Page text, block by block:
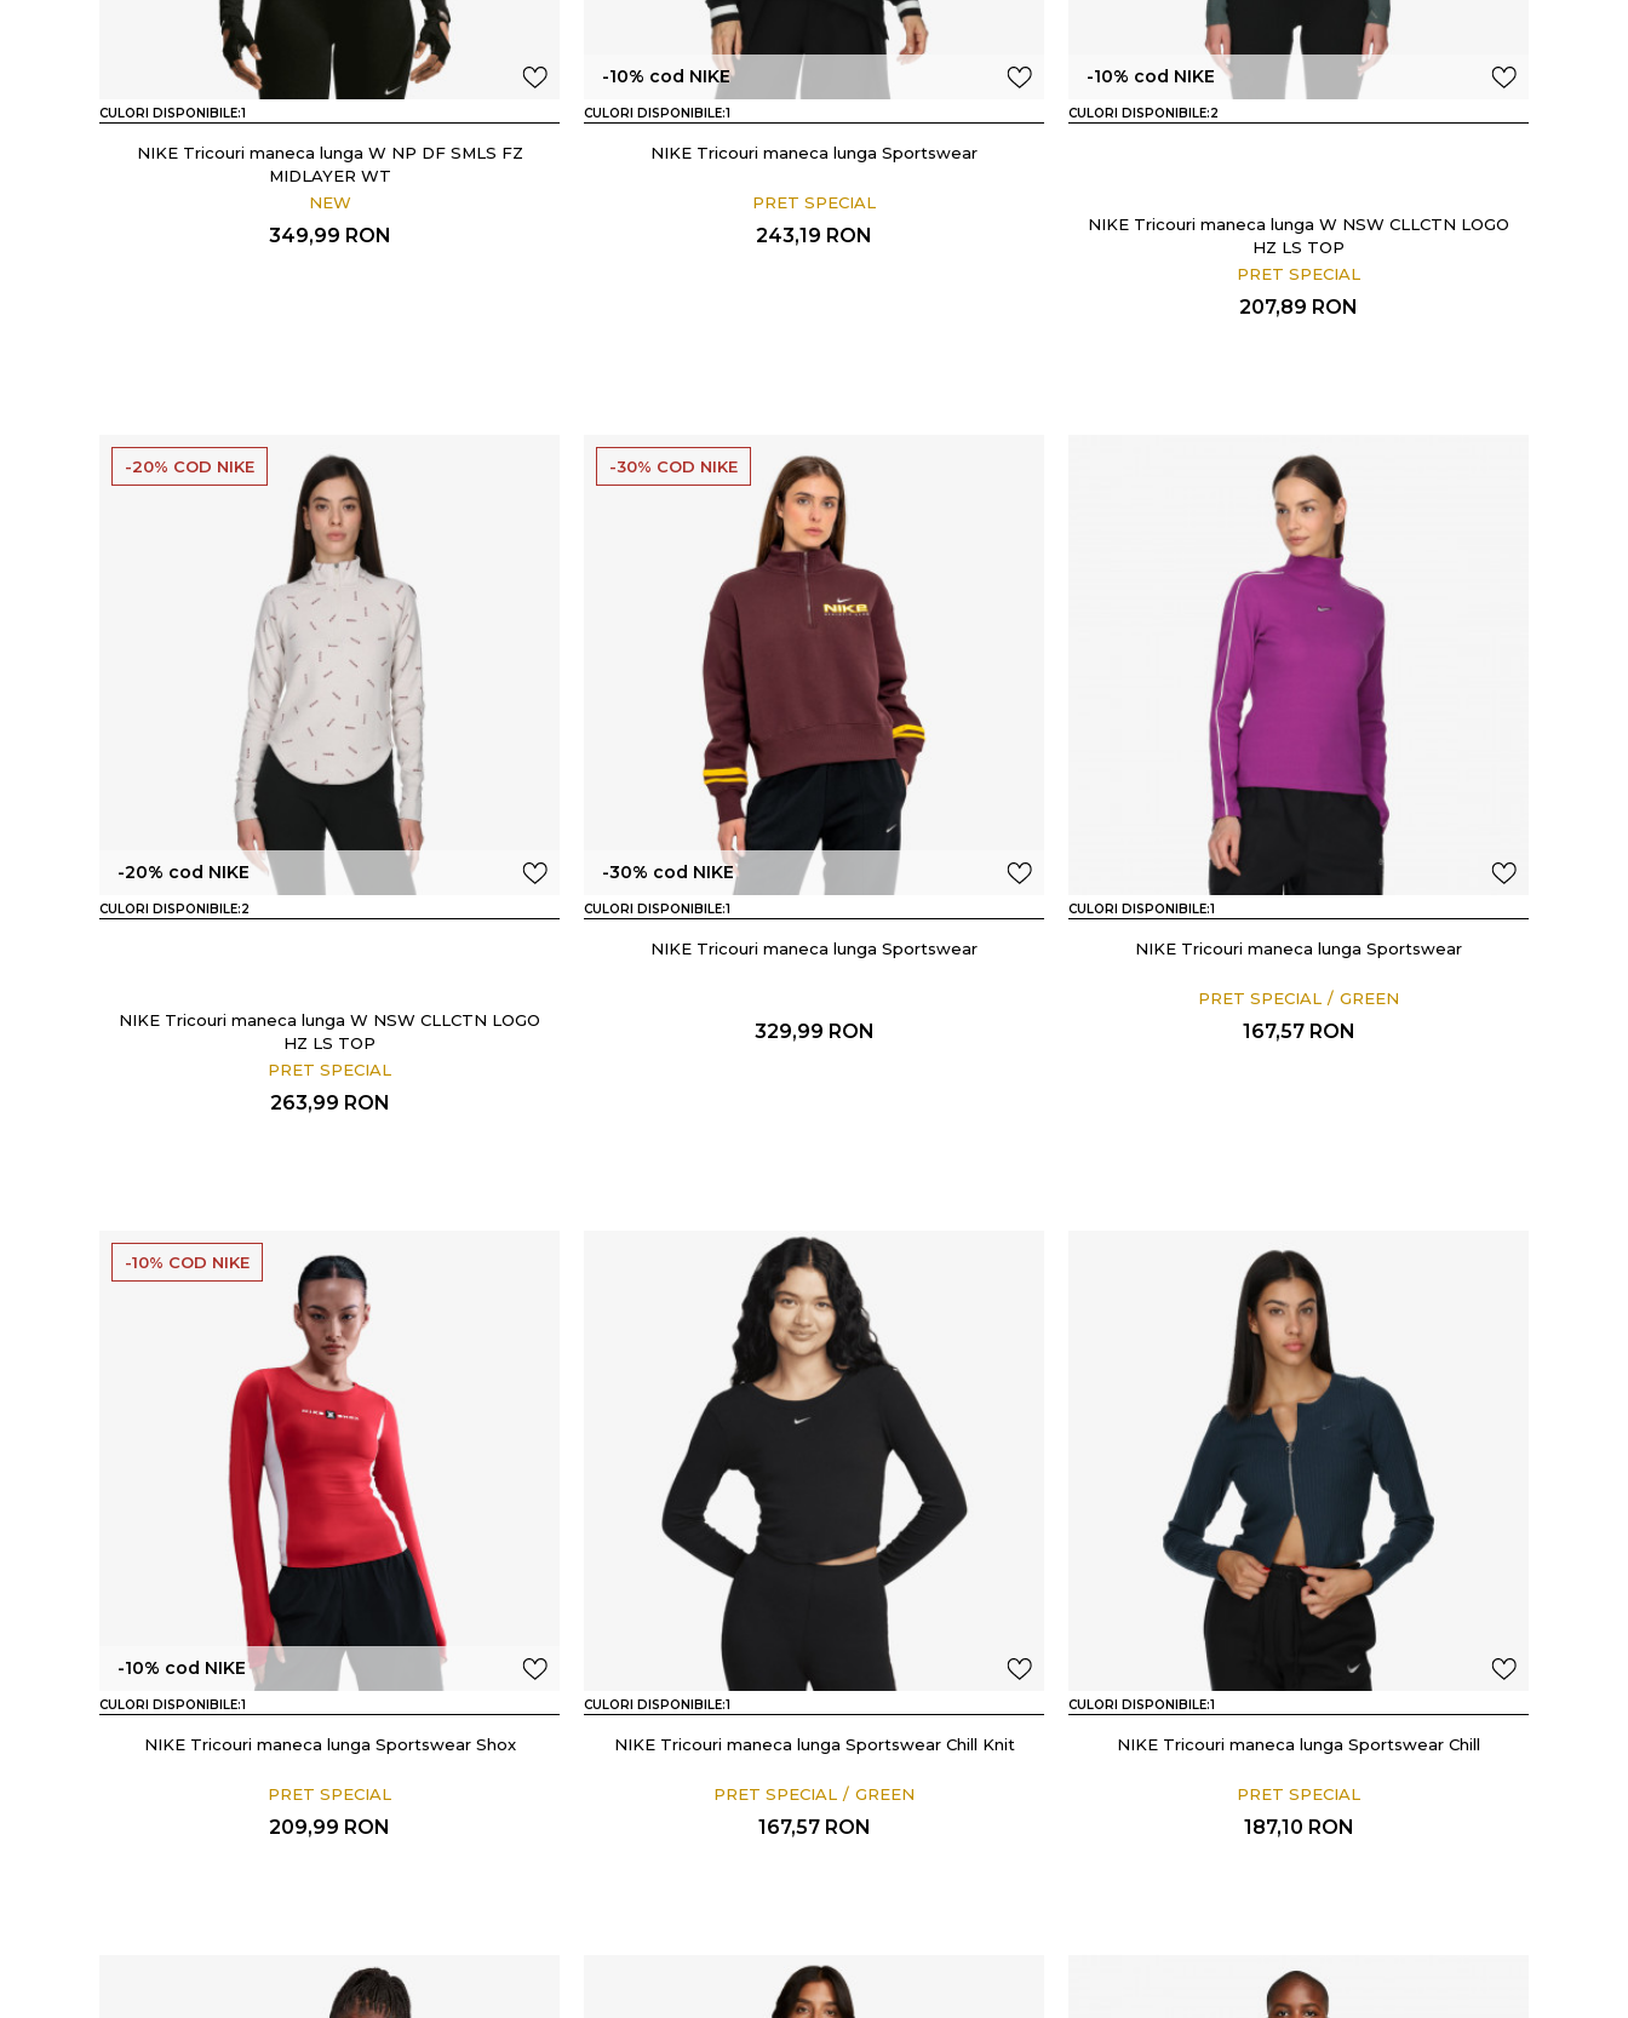
CULORI DISPONIBILE:1
NIKE Tricouri maneca lunga W NP DF SMLS FZ
MIDLAYER WT
NEW
349,99 RON
-10% cod NIKE
CULORI DISPONIBILE:1
NIKE Tricouri maneca lunga Sportswear
PRET SPECIAL
243,19 RON
-10% cod NIKE
CULORI DISPONIBILE:2
NIKE Tricouri maneca lunga W NSW CLLCTN LOGO
HZ LS TOP
PRET SPECIAL
207,89 RON
-20% COD NIKE
-20% cod NIKE
CULORI DISPONIBILE:2
NIKE Tricouri maneca lunga W NSW CLLCTN LOGO
HZ LS TOP
PRET SPECIAL
263,99 RON
-30% COD NIKE
-30% cod NIKE
CULORI DISPONIBILE:1
NIKE Tricouri maneca lunga Sportswear
329,99 RON
CULORI DISPONIBILE:1
NIKE Tricouri maneca lunga Sportswear
PRET SPECIAL GREEN
167,57 RON
-10% COD NIKE
-10% cod NIKE
CULORI DISPONIBILE:1
NIKE Tricouri maneca lunga Sportswear Shox
PRET SPECIAL
209,99 RON
CULORI DISPONIBILE:1
NIKE Tricouri maneca lunga Sportswear Chill Knit
PRET SPECIAL GREEN
167,57 RON
CULORI DISPONIBILE:1
NIKE Tricouri maneca lunga Sportswear Chill
PRET SPECIAL
187,10 RON